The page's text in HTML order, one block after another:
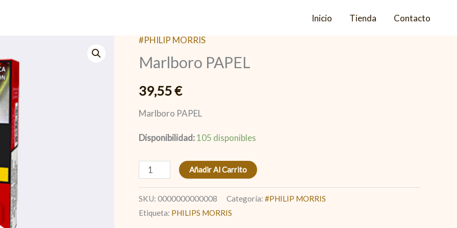
Inicio Tienda Contacto
#PHILIP MORRIS
Marlboro PAPEL
39,55€
Marlboro PAPEL
Disponibilidad:105 disponibles
Marlboro
PAPEL
Añadir Al Carrito
SKU: 0000000000008 Categoría: #PHILIP MORRIS
Etiqueta: PHILIPS MORRIS